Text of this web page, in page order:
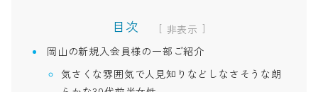
目次 [
]
岡山の新規入会員様の一部ご紹介
気さくな雰囲気で人見知りなどしなさそうな朗